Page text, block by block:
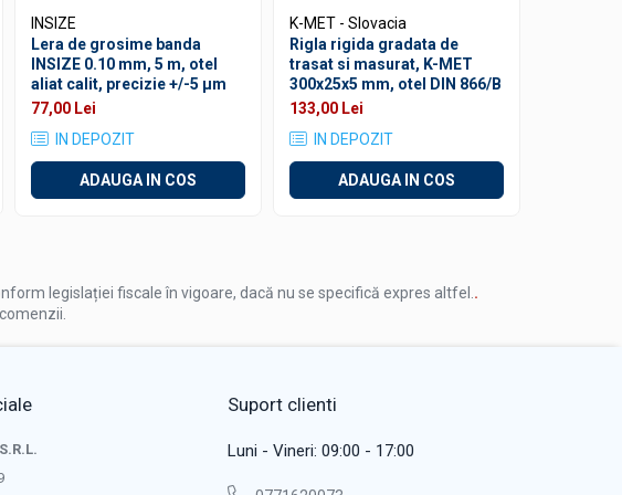
INSIZE
Lera de grosime banda
INSIZE 0.10 mm, 5 m, otel
aliat calit, precizie +/-5 μm
77,00 Lei
IN DEPOZIT
ADAUGA IN COS
K-MET - Slovacia
Rigla rigida gradata de
trasat si masurat, K-MET
300x25x5 mm, otel DIN 866/B
133,00 Lei
IN DEPOZIT
ADAUGA IN COS
legislației fiscale în vigoare, dacă nu se specifică expres altfel..
Suport clienti
Luni - Vineri: 09:00 - 17:00